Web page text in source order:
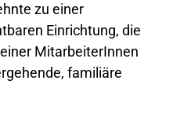
zu einer
Einrichtung, die
MitarbeiterInnen
familiäre